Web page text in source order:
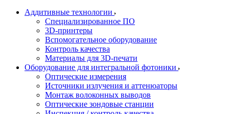
Аддитивные технологии
Специализированное ПО
3D-принтеры
Вспомогательное оборудование
Контроль качества
Материалы для 3D-печати
Оборудование для интегральной фотоники
Оптические измерения
Источники излучения и аттенюаторы
Монтаж волоконных выводов
Оптические зондовые станции